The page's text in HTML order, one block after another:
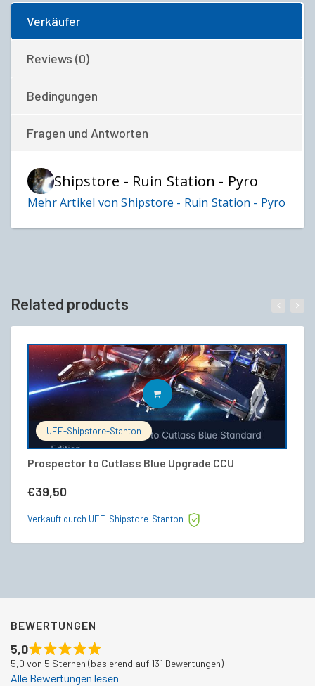
Verkäufer
Reviews (0)
Bedingungen
Fragen und Antworten
Shipstore - Ruin Station - Pyro
Mehr Artikel von Shipstore - Ruin Station - Pyro
Related products
UEE-Shipstore-Stanton
Prospector to Cutlass Blue Upgrade CCU
€39,50
IN DEN WARENKORB
Verkauft durch UEE-Shipstore-Stanton
BEWERTUNGEN
5,0
5,0 von 5 Sternen (basierend auf 131 Bewertungen)
Alle Bewertungen lesen